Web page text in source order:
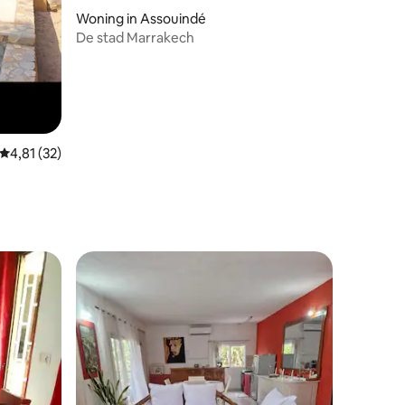
Gemiddelde beoordeling van 4,81 op 5, 32 recensies
4,81 (32)
Woning in Assouindé
De stad Marrakech